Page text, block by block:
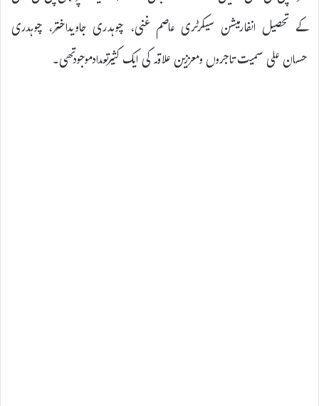
کے تحصیل انفارمیشن سیکرٹری عاصم غنی، چوہدری جاویداختر، چوہدری
حسان علی سمیت تاجروں ومعززین علاقہ کی ایک کثیرتعدادموجودتھی۔